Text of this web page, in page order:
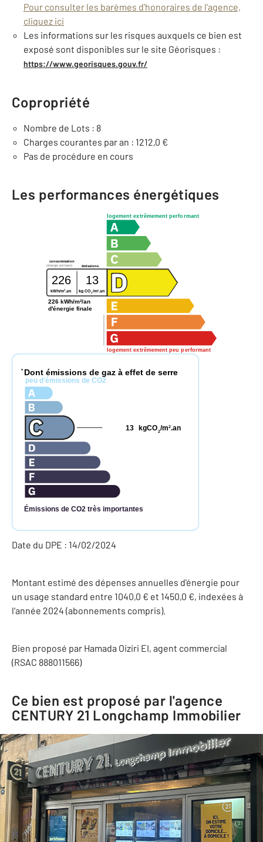
Pour consulter les barèmes d'honoraires de l'agence,
cliquez ici
Les informations sur les risques auxquels ce bien est
exposé sont disponibles sur le site Géorisques :
https://www.georisques.gouv.fr/
Copropriété
Nombre de Lots : 8
Charges courantes par an : 1212,0 €
Pas de procédure en cours
Les performances énergétiques
logement extrêmement performant
logement extrêmement peu performant
consommation
émissions
(énergie primaire)
226 13
kWh/m2.an kg CO2 /m2 .an
226 kWh/m²/an
d'énergie finale
* Dont émissions de gaz à effet de serre
peu d'émissions de CO2
Émissions de CO2 très importantes
kgCO2/m2.an
13
Date du DPE : 14/02/2024
Montant estimé des dépenses annuelles d'énergie pour
un usage standard entre 1040,0 € et 1450,0 €, indexées à
l'année 2024 (abonnements compris).
Bien proposé par Hamada Oiziri EI, agent commercial
(RSAC 888011566)
Ce bien est proposé par l'agence
CENTURY 21 Longchamp Immobilier